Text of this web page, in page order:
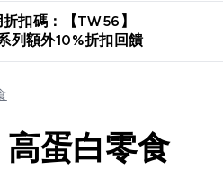
扣碼：【TW56】
列額外10%折扣回饋
蛋白零食